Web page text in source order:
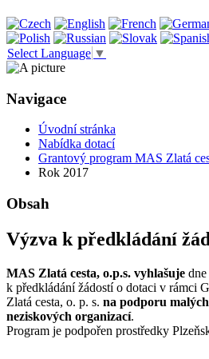
Select Language ▼
Navigace
Úvodní stránka
Nabídka dotací
Grantový program MAS Zlatá
Rok 2017
Obsah
Výzva k předkládání
MAS Zlatá cesta, o.p.s. vyhlašuje
k předkládání žádostí o dotaci v rámci
Zlatá cesta, o. p. s. na podporu
neziskových organizací.
Program je podpořen prostředky